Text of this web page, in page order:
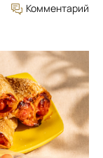
Комментарий